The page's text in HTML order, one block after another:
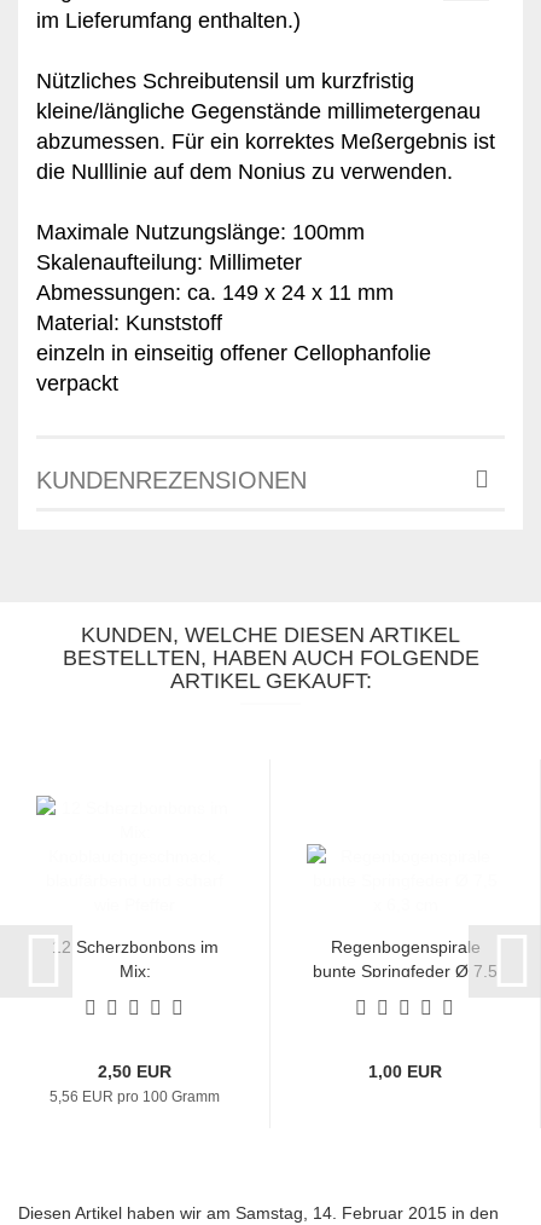
im Lieferumfang enthalten.)
Nützliches Schreibutensil um kurzfristig
kleine/längliche Gegenstände millimetergenau
abzumessen. Für ein korrektes Meßergebnis ist
die Nulllinie auf dem Nonius zu verwenden.
Maximale Nutzungslänge: 100mm
Skalenaufteilung: Millimeter
Abmessungen: ca. 149 x 24 x 11 mm
Material: Kunststoff
einzeln in einseitig offener Cellophanfolie
verpackt
KUNDENREZENSIONEN
KUNDEN, WELCHE DIESEN ARTIKEL
BESTELLTEN, HABEN AUCH FOLGENDE
ARTIKEL GEKAUFT:
12 Scherzbonbons im
Mix:
blaufärbend und scharf
2,50 EUR
5,56 EUR pro 100 Gramm
Regenbogenspirale
bunte Springfeder Ø 7,5
1,00 EUR
Diesen Artikel haben wir am Samstag, 14. Februar 2015 in den